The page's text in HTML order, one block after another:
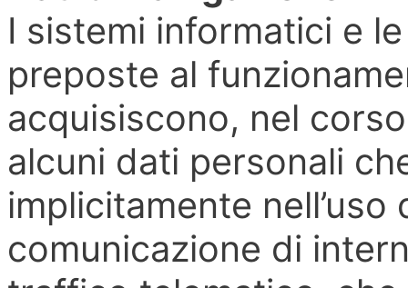
I sistemi informatici e
preposte al
acquisiscono, nel
alcuni dati personali
implicitamente
comunicazione di